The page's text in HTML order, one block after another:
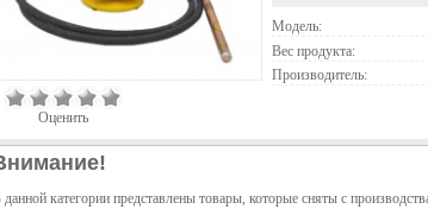
Оценить
Модель:
Вес продукта:
Производитель:
категории представлены товары, которые сняты с